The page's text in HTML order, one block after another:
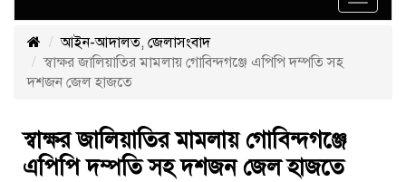
আইন-আদালত, জেলাসংবাদ
স্বাক্ষর জালিয়াতির মামলায় গোবিন্দগঞ্জে এপিপি দম্পতি সহ
দশজন জেল হাজতে
স্বাক্ষর জালিয়াতির মামলায় গোবিন্দগঞ্জে
এপিপি দম্পতি সহ দশজন জেল হাজতে